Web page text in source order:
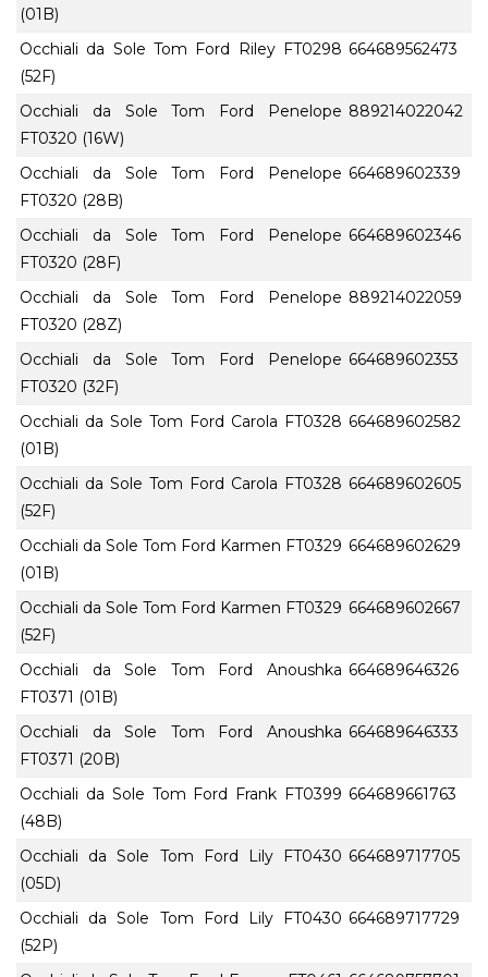
(01B)
Occhiali da Sole Tom Ford Riley FT0298
(52F)
664689562473
Occhiali da Sole Tom Ford Penelope
FT0320 (16W)
889214022042
Occhiali da Sole Tom Ford Penelope
FT0320 (28B)
664689602339
Occhiali da Sole Tom Ford Penelope
FT0320 (28F)
664689602346
Occhiali da Sole Tom Ford Penelope
FT0320 (28Z)
889214022059
Occhiali da Sole Tom Ford Penelope
FT0320 (32F)
664689602353
Occhiali da Sole Tom Ford Carola FT0328
(01B)
664689602582
Occhiali da Sole Tom Ford Carola FT0328
(52F)
664689602605
Occhiali da Sole Tom Ford Karmen FT0329
(01B)
664689602629
Occhiali da Sole Tom Ford Karmen FT0329
(52F)
664689602667
Occhiali da Sole Tom Ford Anoushka
FT0371 (01B)
664689646326
Occhiali da Sole Tom Ford Anoushka
FT0371 (20B)
664689646333
Occhiali da Sole Tom Ford Frank FT0399
(48B)
664689661763
Occhiali da Sole Tom Ford Lily FT0430
(05D)
664689717705
Occhiali da Sole Tom Ford Lily FT0430
(52P)
664689717729